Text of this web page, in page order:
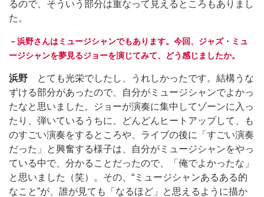
るので、そういう部分は重なって見えるところもありまし
た。
－浜野さんはミュージシャンでもあります。今回、ジャズ・ミュ
ージシャンを夢見るジョーを演じてみて、どう感じましたか。
浜野 とても光栄でしたし、うれしかったです。結構うな
ずける部分があったので、自分がミュージシャンでよかっ
たなと思いました。ジョーが演奏に集中してゾーンに入っ
たり、弾いているうちに、どんどんヒートアップして、も
のすごい演奏をするところや、ライブの後に「すごい演奏
だった」と興奮する様子は、自分がミュージシャンをやっ
ている中で、分かることだったので、「俺でよかったな」
と思いました（笑）。その、“ミュージシャンあるある的
なこと”が、誰が見ても「なるほど」と思えるように描か